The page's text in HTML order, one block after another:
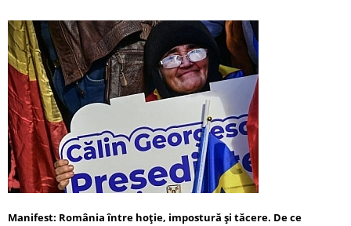
Manifest: România între hoție, impostură și tăcere. De ce